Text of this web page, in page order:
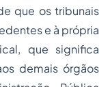
que os tribunais
e à própria
que significa
demais órgãos